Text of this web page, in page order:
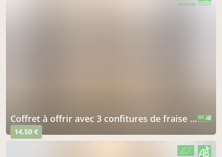
coffret à offrir avec 3 confitures de fraise bio
14,50 €
CERTIFIÉ PAR FR-BIO-09
AGRICULTURE FRANCE